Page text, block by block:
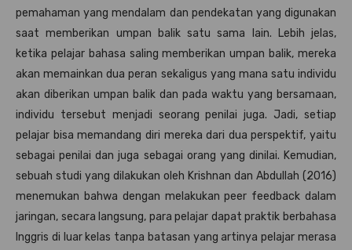
pemahaman yang mendalam dan pendekatan yang digunakan
saat memberikan umpan balik satu sama lain. Lebih jelas,
ketika pelajar bahasa saling memberikan umpan balik, mereka
akan memainkan dua peran sekaligus yang mana satu individu
akan diberikan umpan balik dan pada waktu yang bersamaan,
individu tersebut menjadi seorang penilai juga. Jadi, setiap
pelajar bisa memandang diri mereka dari dua perspektif, yaitu
sebagai penilai dan juga sebagai orang yang dinilai. Kemudian,
sebuah studi yang dilakukan oleh Krishnan dan Abdullah (2016)
menemukan bahwa dengan melakukan peer feedback dalam
jaringan, secara langsung, para pelajar dapat praktik berbahasa
Inggris di luar kelas tanpa batasan yang artinya pelajar merasa